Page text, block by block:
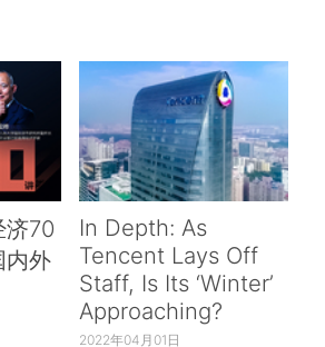
济70
内外
In Depth: As
Tencent Lays Off
Staff, Is Its ‘Winter’
Approaching?
2022年04月01日